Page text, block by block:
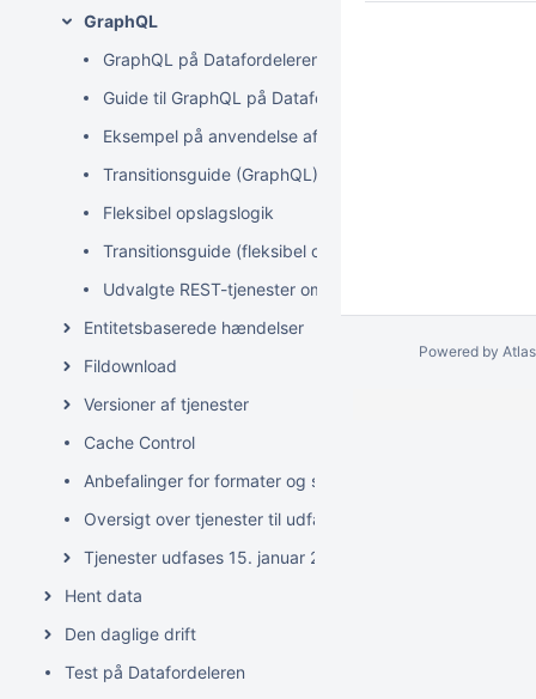
GraphQL
GraphQL på Datafordeleren
Guide til GraphQL på Datafordeleren
Eksempel på anvendelse af GraphQL
Transitionsguide (GraphQL)
Fleksibel opslagslogik
Transitionsguide (fleksibel opslagslogik)
Udvalgte REST-tjenester omsat til GraphQL-queries
Entitetsbaserede hændelser
Fildownload
Versioner af tjenester
Cache Control
Anbefalinger for formater og servicetyper på
Oversigt over tjenester til udfasning
Tjenester udfases 15. januar 2027
Hent data
Den daglige drift
Test på Datafordeleren
Powered by